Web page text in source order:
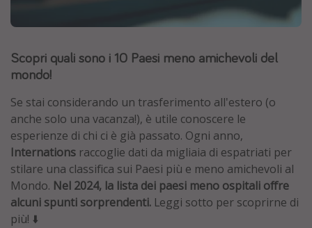
Egitto
Tunisia
Malta
Canarie
Capo Verde
Tipo di vacanza
Vacanze last minute
Scopri quali sono i 10 Paesi meno amichevoli del
mondo!
Se stai considerando un trasferimento all'estero (o
anche solo una vacanza!), è utile conoscere le
esperienze di chi ci è già passato. Ogni anno,
Internations raccoglie dati da migliaia di espatriati per
stilare una classifica sui Paesi più e meno amichevoli al
Mondo. Nel 2024, la lista dei paesi meno ospitali offre
alcuni spunti sorprendenti. Leggi sotto per scoprirne di
più! ⬇️